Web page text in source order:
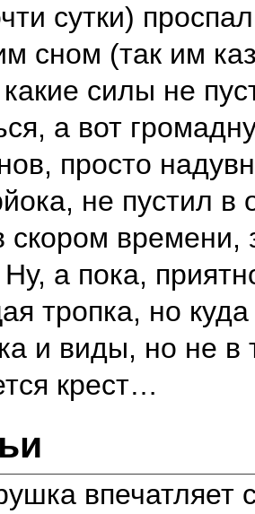
сутки)
сном (так им
силы не
а вот
просто
не пустил в
времени,
Ну, а пока,
тропка, но
и виды, но не в
крест…